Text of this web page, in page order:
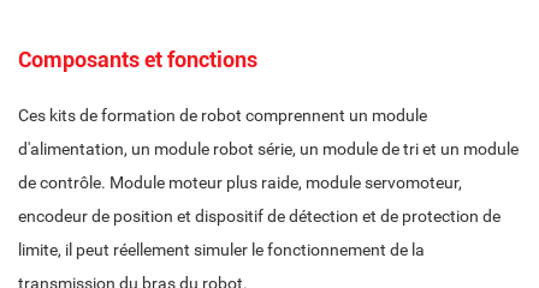
Composants et fonctions
Ces kits de formation de robot comprennent un module
d'alimentation, un module robot série, un module de tri et un module
de contrôle. Module moteur plus raide, module servomoteur,
encodeur de position et dispositif de détection et de protection de
limite, il peut réellement simuler le fonctionnement de la
transmission du bras du robot.